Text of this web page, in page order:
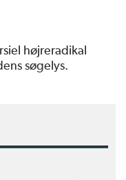
højreradikal
søgelys.